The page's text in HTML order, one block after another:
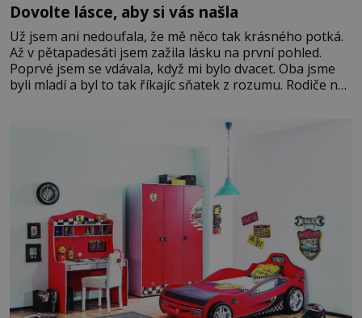
Dovolte lásce, aby si vás našla
Už jsem ani nedoufala, že mě něco tak krásného potká.
Až v pětapadesáti jsem zažila lásku na první pohled.
Poprvé jsem se vdávala, když mi bylo dvacet. Oba jsme
byli mladí a byl to tak říkajíc sňatek z rozumu. Rodiče nás